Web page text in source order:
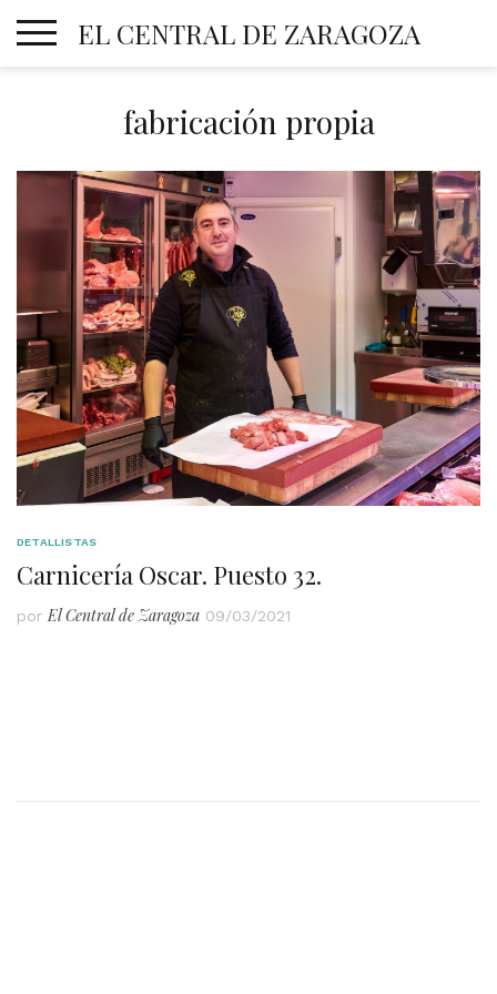
EL CENTRAL DE ZARAGOZA
fabricación propia
DETALLISTAS
Carnicería Oscar. Puesto 32.
por El Central de Zaragoza 09/03/2021